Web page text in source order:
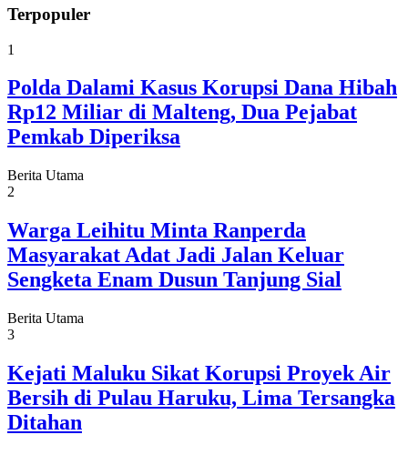
Terpopuler
1
Polda Dalami Kasus Korupsi Dana Hibah
Rp12 Miliar di Malteng, Dua Pejabat
Pemkab Diperiksa
Berita Utama
2
Warga Leihitu Minta Ranperda
Masyarakat Adat Jadi Jalan Keluar
Sengketa Enam Dusun Tanjung Sial
Berita Utama
3
Kejati Maluku Sikat Korupsi Proyek Air
Bersih di Pulau Haruku, Lima Tersangka
Ditahan